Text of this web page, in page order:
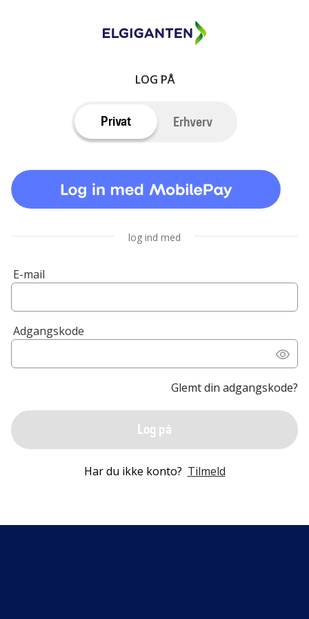
LOG PÅ
Privat Erhverv
log ind med
E-mail
Adgangskode
Glemt din adgangskode?
Log på
Har du ikke konto? Tilmeld